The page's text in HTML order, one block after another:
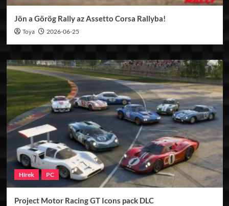
Jön a Görög Rally az Assetto Corsa Rallyba!
Toya 2026-06-25
Hírek PC
Project Motor Racing GT Icons pack DLC